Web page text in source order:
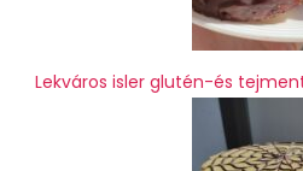
Lekváros isler glutén-és